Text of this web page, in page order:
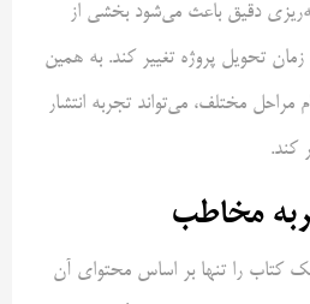
دقیق باعث می‌شود بخشی از
تحویل پروژه تغییر کند. به همین
مختلف، می‌تواند تجربه انتشار
کند.
مخاطب
کتاب را تنها بر اساس محتوای آن